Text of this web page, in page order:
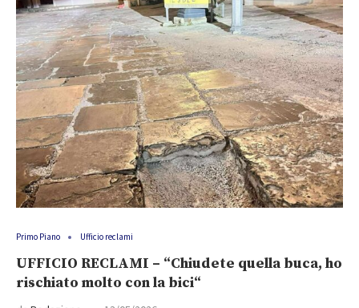
Primo Piano Ufficio reclami
UFFICIO RECLAMI – “Chiudete quella buca, ho
rischiato molto con la bici“